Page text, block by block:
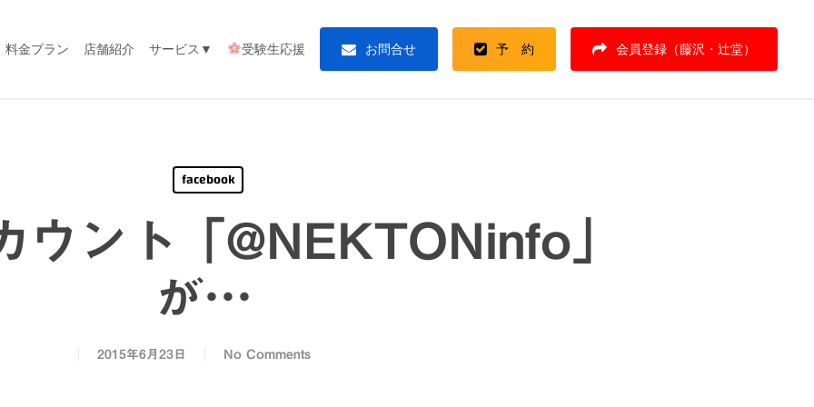
料金プラン 店舗紹介 サービス▼ 受験生応援 お問合せ 予 約 会員登録（藤沢・辻堂）
facebook
ウント「@NEKTONinfo」
が…
2015年6月23日 No Comments